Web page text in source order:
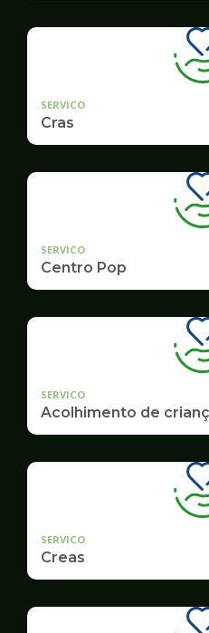
SERVICO
Cras
SERVICO
Centro Pop
SERVICO
Acolhimento de
SERVICO
Creas